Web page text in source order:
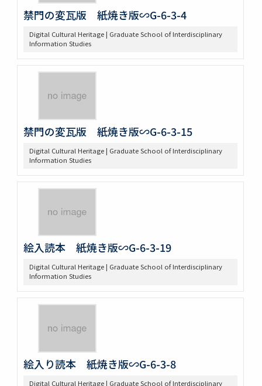
禁門の変瓦版 紙焼き版∽G-6-3-4
Digital Cultural Heritage | Graduate School of Interdisciplinary
Information Studies
禁門の変瓦版 紙焼き版∽G-6-3-15
Digital Cultural Heritage | Graduate School of Interdisciplinary
Information Studies
絵入読本 紙焼き版∽G-6-3-19
Digital Cultural Heritage | Graduate School of Interdisciplinary
Information Studies
絵入り読本 紙焼き版∽G-6-3-8
Digital Cultural Heritage | Graduate School of Interdisciplinary